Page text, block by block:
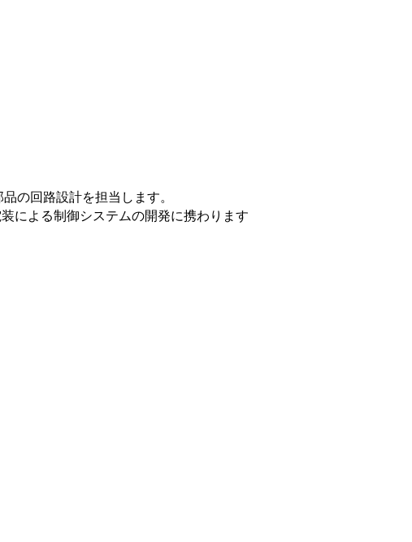
の回路設計を担当します。
による制御システムの開発に携わります